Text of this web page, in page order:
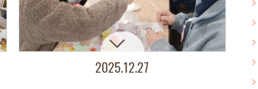
2025.12.27